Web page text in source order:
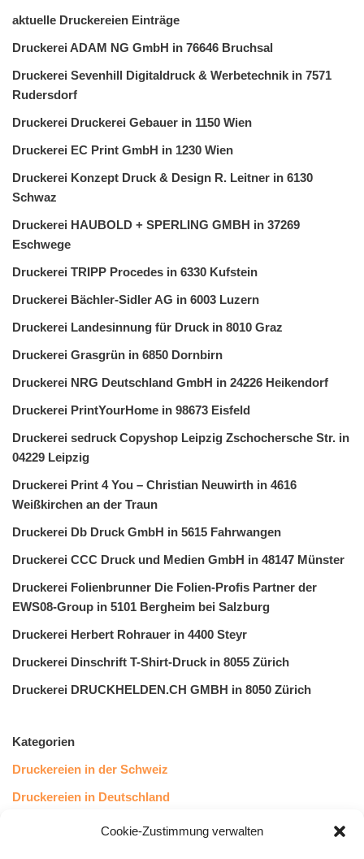
Cookie-Zustimmung verwalten
aktuelle Druckereien Einträge
Druckerei ADAM NG GmbH in 76646 Bruchsal
Druckerei Sevenhill Digitaldruck & Werbetechnik in 7571
Rudersdorf
Druckerei Druckerei Gebauer in 1150 Wien
Druckerei EC Print GmbH in 1230 Wien
Druckerei Konzept Druck & Design R. Leitner in 6130
Schwaz
Druckerei HAUBOLD + SPERLING GMBH in 37269
Eschwege
Druckerei TRIPP Procedes in 6330 Kufstein
Druckerei Bächler-Sidler AG in 6003 Luzern
Druckerei Landesinnung für Druck in 8010 Graz
Druckerei Grasgrün in 6850 Dornbirn
Druckerei NRG Deutschland GmbH in 24226 Heikendorf
Druckerei PrintYourHome in 98673 Eisfeld
Druckerei sedruck Copyshop Leipzig Zschochersche Str. in
04229 Leipzig
Druckerei Print 4 You – Christian Neuwirth in 4616
Weißkirchen an der Traun
Druckerei Db Druck GmbH in 5615 Fahrwangen
Druckerei CCC Druck und Medien GmbH in 48147 Münster
Druckerei Folienbrunner Die Folien-Profis Partner der
EWS08-Group in 5101 Bergheim bei Salzburg
Druckerei Herbert Rohrauer in 4400 Steyr
Druckerei Dinschrift T-Shirt-Druck in 8055 Zürich
Druckerei DRUCKHELDEN.CH GMBH in 8050 Zürich
Kategorien
Druckereien in der Schweiz
Druckereien in Deutschland
Druckereien in Österreich